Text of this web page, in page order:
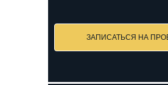
ЗАПИСАТЬСЯ НА